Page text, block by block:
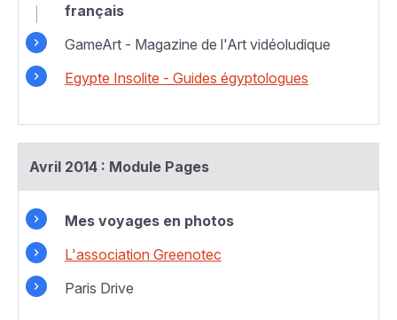
français
GameArt - Magazine de l'Art vidéoludique
Egypte Insolite - Guides égyptologues
Avril 2014 : Module Pages
Mes voyages en photos
L'association Greenotec
Paris Drive